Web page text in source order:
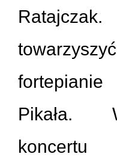
fortepianie
Pikała.